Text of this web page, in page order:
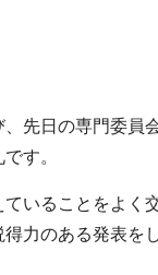
先日の専門委員
す。
いることをよく
力のある発表を